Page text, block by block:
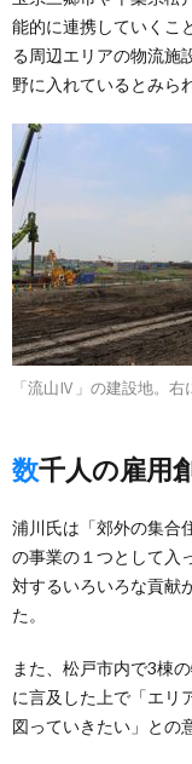
能的に連携していくこ
る周辺エリアの物流施
野に入れているとみら
「流山Ⅳ」の建設地。
数千人の雇
浦川氏は「郊外の集合
の事業の１つとして入
対するいろいろな貢献
た。
また、松戸市内で3棟
に言及した上で「エリ
図っていきたい」との